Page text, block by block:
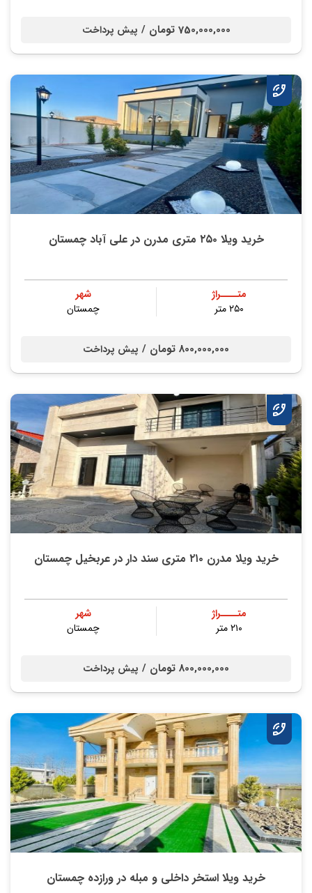
750,000,000 تومان / پیش پرداخت
خرید ویلا ۲۵۰ متری مدرن در علی آباد چمستان
متــــراژ
۲۵۰ متر
شهر
چمستان
800,000,000 تومان / پیش پرداخت
خرید ویلا مدرن ۲۱۰ متری سند دار در عربخیل چمستان
متــــراژ
۲۱۰ متر
شهر
چمستان
800,000,000 تومان / پیش پرداخت
خرید ویلا استخر داخلی و مبله در ورازده چمستان